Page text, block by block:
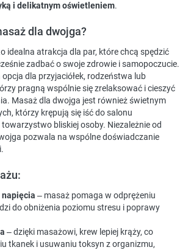
i delikatnym oświetleniem.
dla dwojga?
idealna atrakcja dla par, które chcą spędzić
zadbać o swoje zdrowie i samopoczucie.
opcja dla przyjaciółek, rodzeństwa lub
pragną wspólnie się zrelaksować i cieszyć
Masaż dla dwojga jest również świetnym
którzy krępują się iść do salonu
bliskiej osoby. Niezależnie od
pozwala na wspólne doświadczanie
– masaż pomaga w odprężeniu
do obniżenia poziomu stresu i poprawy
– dzięki masażowi, krew lepiej krąży, co
tkanek i usuwaniu toksyn z organizmu,